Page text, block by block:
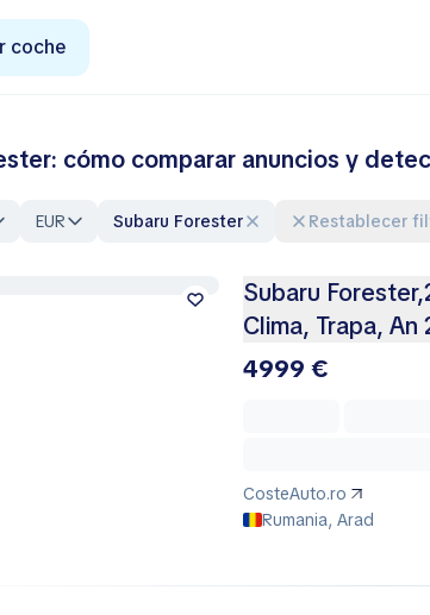
coche
cómo comparar anuncios y
EUR Subaru Forester Restablecer
Subaru
Clima, Trapa, An
4999 €
CosteAuto.ro
Rumania, Arad